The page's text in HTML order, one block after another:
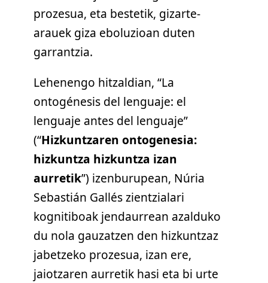
prozesua, eta bestetik, gizarte-
arauek giza eboluzioan duten
garrantzia.
Lehenengo hitzaldian, “La
ontogénesis del lenguaje: el
lenguaje antes del lenguaje”
(“Hizkuntzaren ontogenesia:
hizkuntza hizkuntza izan
aurretik”) izenburupean, Núria
Sebastián Gallés zientzialari
kognitiboak jendaurrean azalduko
du nola gauzatzen den hizkuntzaz
jabetzeko prozesua, izan ere,
jaiotzaren aurretik hasi eta bi urte